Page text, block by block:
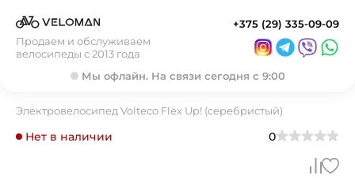
Продаем и обслуживаем
велосипеды с 2013 года
+375 (29) 335-09-09
Мы офлайн. На связи сегодня с 9:00
Электровелосипед Volteco Flex Up! (cеребристый)
Нет в наличии 0